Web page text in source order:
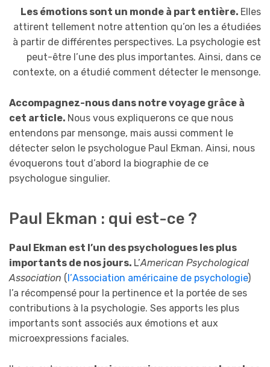
Les émotions sont un monde à part entière. Elles
attirent tellement notre attention qu’on les a étudiées
à partir de différentes perspectives. La psychologie est
peut-être l’une des plus importantes. Ainsi, dans ce
contexte, on a étudié comment détecter le mensonge.
Accompagnez-nous dans notre voyage grâce à
cet article. Nous vous expliquerons ce que nous
entendons par mensonge, mais aussi comment le
détecter selon le psychologue Paul Ekman. Ainsi, nous
évoquerons tout d’abord la biographie de ce
psychologue singulier.
Paul Ekman : qui est-ce ?
Paul Ekman est l’un des psychologues les plus
importants de nos jours. L’American Psychological
Association ( l’Association américaine de psychologie)
l’a récompensé pour la pertinence et la portée de ses
contributions à la psychologie. Ses apports les plus
importants sont associés aux émotions et aux
microexpressions faciales.